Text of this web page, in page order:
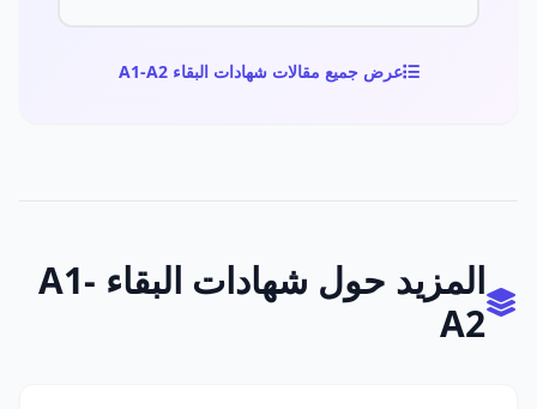
عرض جميع مقالات شهادات البقاء A1-A2
المزيد حول شهادات البقاء A1-
A2